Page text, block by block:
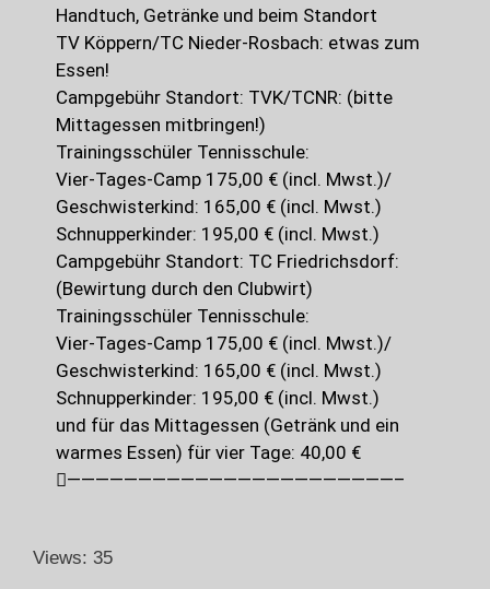
Handtuch, Getränke und beim Standort
TV Köppern/TC Nieder-Rosbach: etwas zum
Essen!
Campgebühr Standort: TVK/TCNR: (bitte
Mittagessen mitbringen!)
Trainingsschüler Tennisschule:
Vier-Tages-Camp 175,00 € (incl. Mwst.)/
Geschwisterkind: 165,00 € (incl. Mwst.)
Schnupperkinder: 195,00 € (incl. Mwst.)
Campgebühr Standort: TC Friedrichsdorf:
(Bewirtung durch den Clubwirt)
Trainingsschüler Tennisschule:
Vier-Tages-Camp 175,00 € (incl. Mwst.)/
Geschwisterkind: 165,00 € (incl. Mwst.)
Schnupperkinder: 195,00 € (incl. Mwst.)
und für das Mittagessen (Getränk und ein
warmes Essen) für vier Tage: 40,00 €
———————————————————————–
Views: 35